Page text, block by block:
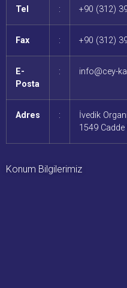
Tel : +90 (312)
Fax : +90 (312)
E-
Posta
: info@cey-
Adres :
İvedik
1549
Konum Bilgilerimiz